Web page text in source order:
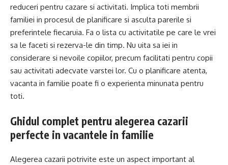
reduceri pentru cazare si activitati. Implica toti membrii
familiei in procesul de planificare si asculta parerile si
preferintele fiecaruia. Fa o lista cu activitatile pe care le vrei
sa le faceti si rezerva-le din timp. Nu uita sa iei in
considerare si nevoile copiilor, precum facilitati pentru copii
sau activitati adecvate varstei lor. Cu o planificare atenta,
vacanta in familie poate fi o experienta minunata pentru
toti.
Ghidul complet pentru alegerea cazarii
perfecte in vacantele in familie
Alegerea cazarii potrivite este un aspect important al